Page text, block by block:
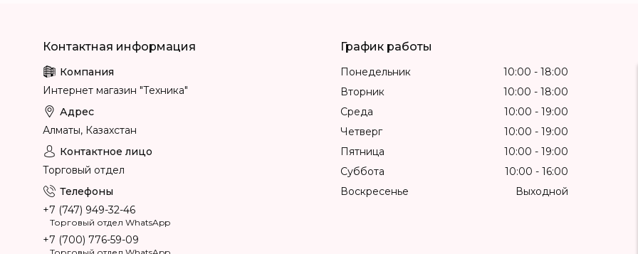
Интернет магазин "Техника"
Алматы, Казахстан
Торговый отдел
+7 (747) 949-32-46
Торговый отдел WhatsApp
+7 (700) 776-59-09
График работы
Понедельник 10:00
18:00
Вторник
10:00
18:00
Среда
10:00
19:00
Четверг
10:00
19:00
Пятница
10:00
19:00
Суббота
10:00
16:00
Воскресенье
Выходной